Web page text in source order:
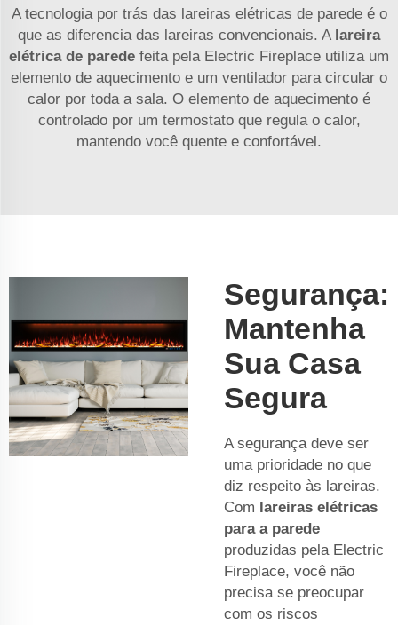
A tecnologia por trás das lareiras elétricas de parede é o
que as diferencia das lareiras convencionais. A lareira
elétrica de parede feita pela Electric Fireplace utiliza um
elemento de aquecimento e um ventilador para circular o
calor por toda a sala. O elemento de aquecimento é
controlado por um termostato que regula o calor,
mantendo você quente e confortável.
Segurança:
Mantenha
Sua Casa
Segura
A segurança deve ser
uma prioridade no que
diz respeito às lareiras.
Com lareiras elétricas
para a parede
produzidas pela Electric
Fireplace, você não
precisa se preocupar
com os riscos